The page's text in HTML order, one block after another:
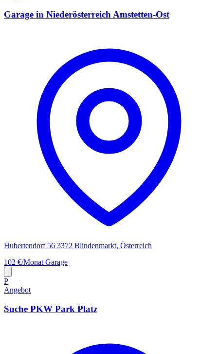
Garage in Niederösterreich Amstetten-Ost
Hubertendorf 56 3372 Blindenmarkt, Österreich
102 €/Monat Garage
P
Angebot
Suche PKW Park Platz